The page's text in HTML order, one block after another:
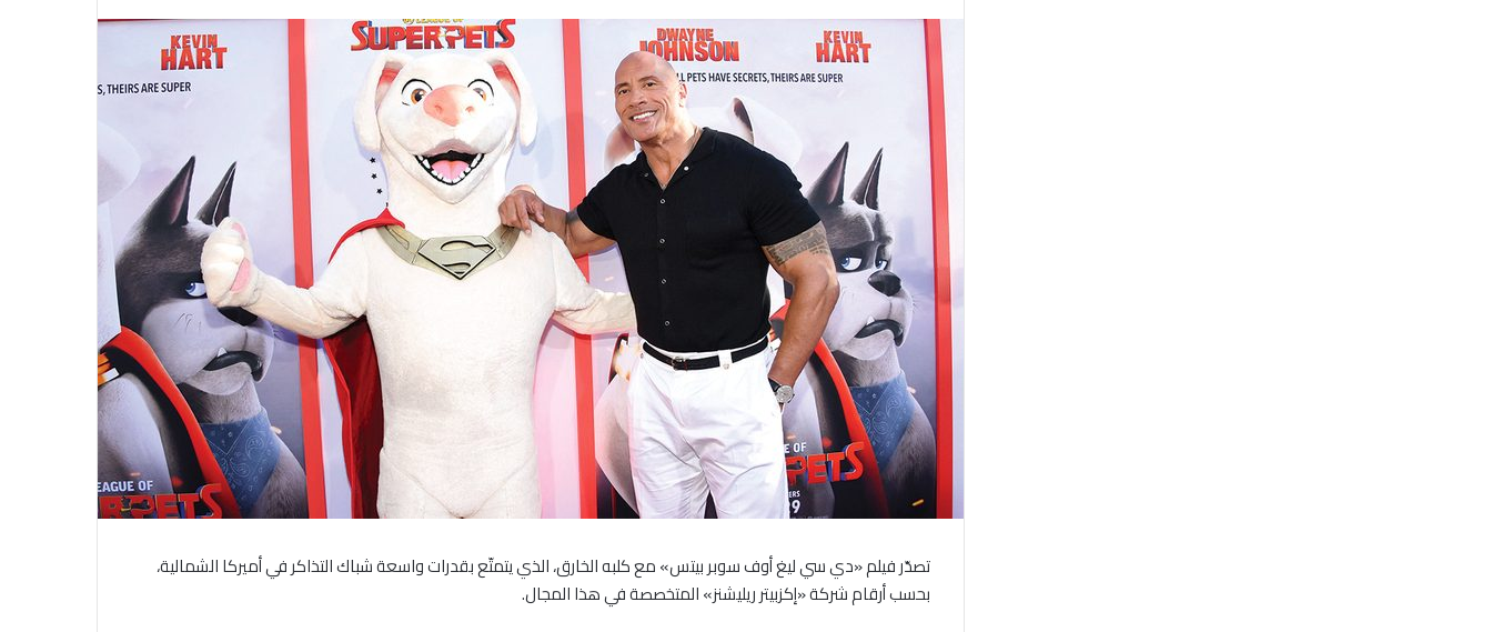
تصدّر فيلم «دي سي ليغ أوف سوبر بيتس» مع كلبه الخارق، الذي يتمتّع بقدرات واسعة شباك التذاكر في أميركا الشمالية،
بحسب أرقام شركة «إكزبيتر ريليشنز» المتخصصة في هذا المجال.